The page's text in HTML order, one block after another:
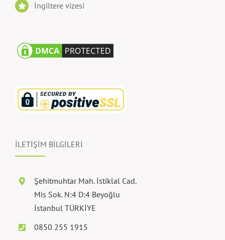
İngiltere vizesi
İLETİŞİM BİLGİLERİ
Şehitmuhtar Mah. İstiklal Cad.
Mis Sok. N:4 D:4 Beyoğlu
İstanbul TÜRKİYE
0850 255 1915